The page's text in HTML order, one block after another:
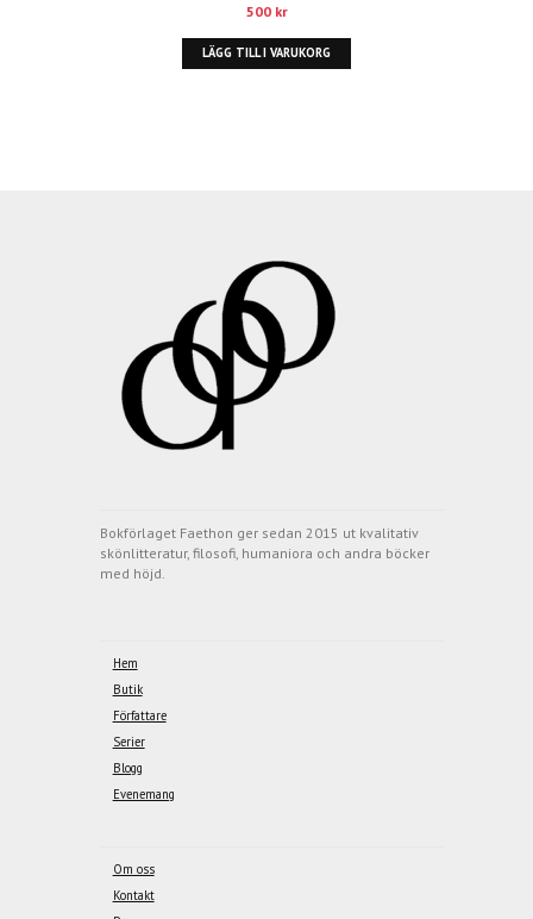
500 kr
LÄGG TILL I VARUKORG
Bokförlaget Faethon ger sedan 2015 ut kvalitativ
skönlitteratur, filosofi, humaniora och andra böcker
med höjd.
Hem
Butik
Författare
Serier
Blogg
Evenemang
Om oss
Kontakt